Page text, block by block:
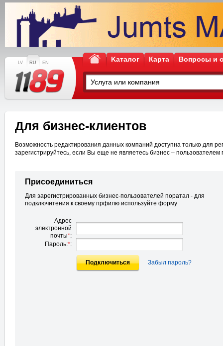
LV RU EN Kаталог Карта Вопросы и
Для бизнес-клиентов
Возможность редактирования данных компаний доступна только для
зарегистрируйтесь, если Вы еще не являетесь бизнес –
Присоединиться
Для зарегистрированных бизнес-пользователей поратал - для
подключитения к своему прфилю используйте форму
Адрес
электронной
почты*:
Пароль:*:
Подключиться Забыл пароль?